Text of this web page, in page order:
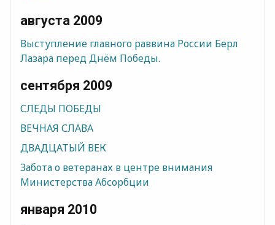
августа 2009
Выступление главного раввина России Берл
Лазара перед Днём Победы.
сентября 2009
СЛЕДЫ ПОБЕДЫ
ВЕЧНАЯ СЛАВА
ДВАДЦАТЫЙ ВЕК
Забота о ветеранах в центре внимания
Министерства Абсорбции
января 2010